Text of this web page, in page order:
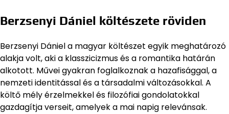
Berzsenyi Dániel költészete röviden
Berzsenyi Dániel a magyar költészet egyik meghatározó
alakja volt, aki a klasszicizmus és a romantika határán
alkotott. Művei gyakran foglalkoznak a hazafisággal, a
nemzeti identitással és a társadalmi változásokkal. A
költő mély érzelmekkel és filozófiai gondolatokkal
gazdagítja verseit, amelyek a mai napig relevánsak.